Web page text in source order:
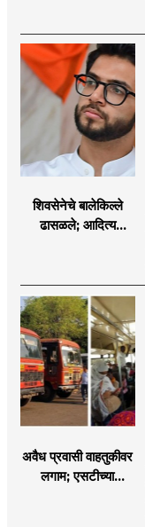
विलीन होण्याचा प्रस्ताव?
शिवसेनेचे बालेकिल्ले
ढासळले; आदित्य
नेमका कुठे चुकला?
अवैध प्रवासी वाहतुकीवर
लगाम; एसटीच्या